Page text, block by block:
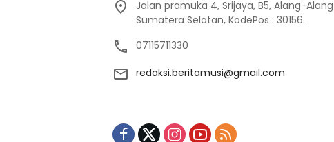
Jalan pramuka 4, Srijaya, B5, Alang-
Sumatera Selatan, KodePos : 30156.
07115711330
redaksi.beritamusi@gmail.com